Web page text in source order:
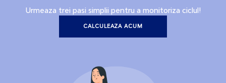
Urmeaza trei pasi simplii pentru a monitoriza ciclul!
CALCULEAZA ACUM